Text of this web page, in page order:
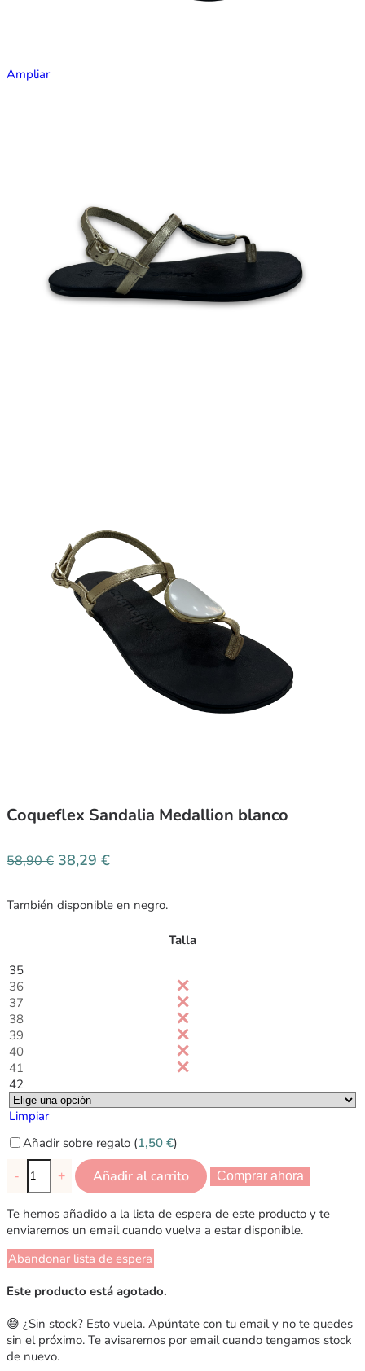
Ampliar
Coqueflex Sandalia Medallion blanco
58,90€ 38,29 €
También disponible en negro.
Talla
35
36
37
38
39
40
41
42
Limpiar
Añadir sobre regalo (1,50 €)
- + Añadir al carrito Comprar ahora
Te hemos añadido a la lista de espera de este producto y te
enviaremos un email cuando vuelva a estar disponible.
Abandonar lista de espera
Este producto está agotado.
😅 ¿Sin stock? Esto vuela. Apúntate con tu email y no te quedes
sin el próximo. Te avisaremos por email cuando tengamos stock
de nuevo.